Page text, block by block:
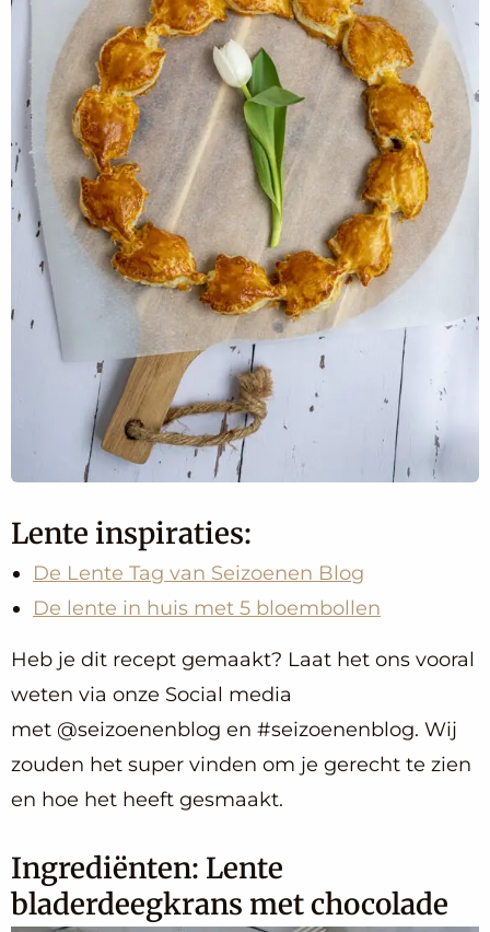
Lente inspiraties:
De Lente Tag van Seizoenen Blog
De lente in huis met 5 bloembollen
Heb je dit recept gemaakt? Laat het ons vooral
weten via onze Social media
met @seizoenenblog en #seizoenenblog. Wij
zouden het super vinden om je gerecht te zien
en hoe het heeft gesmaakt.
Ingrediënten: Lente
bladerdeegkrans met chocolade